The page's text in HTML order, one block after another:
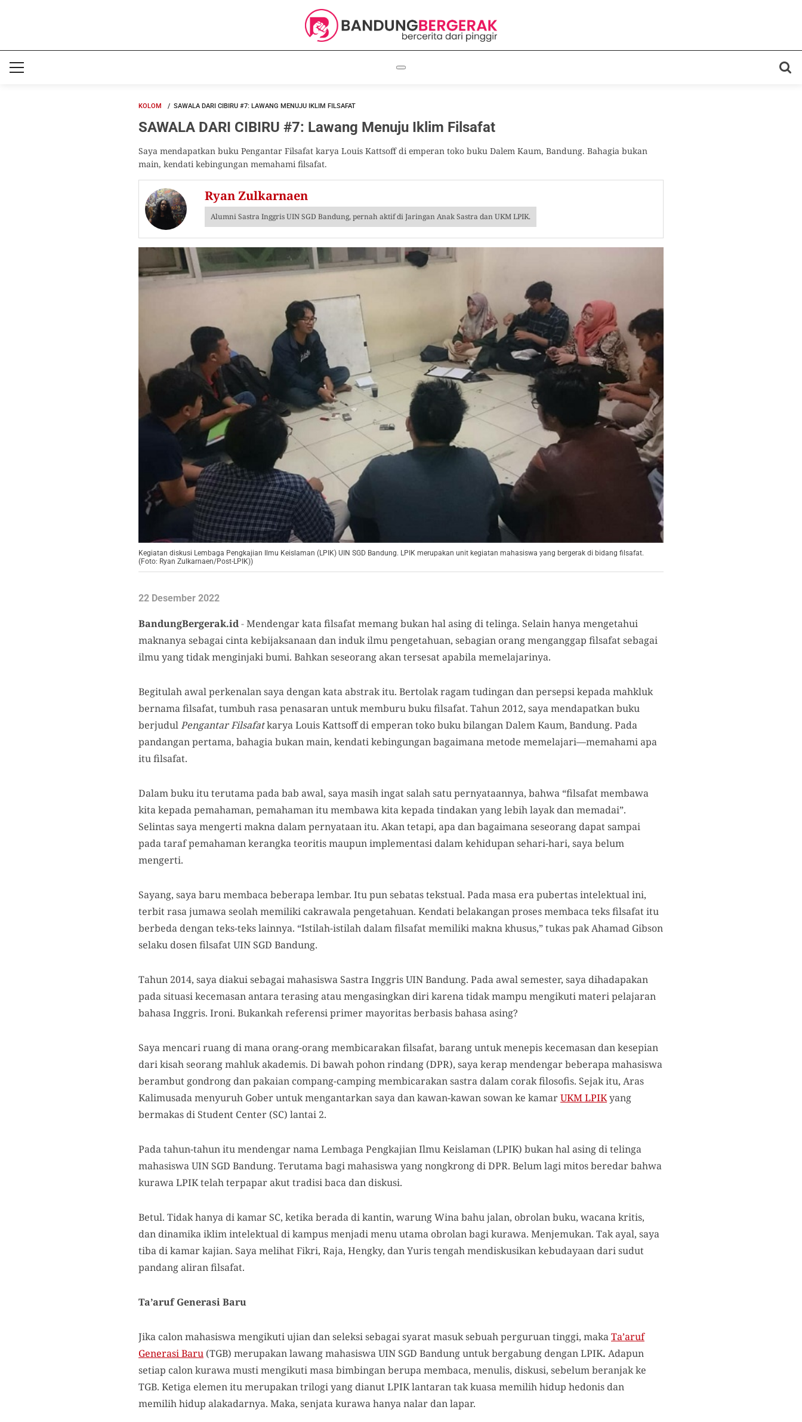
KOLOM SAWALA DARI CIBIRU #7: LAWANG MENUJU IKLIM FILSAFAT
SAWALA DARI CIBIRU #7: Lawang Menuju Iklim Filsafat
Saya mendapatkan buku Pengantar Filsafat karya Louis Kattsoff di emperan toko buku Dalem Kaum, Bandung. Bahagia bukan
main, kendati kebingungan memahami filsafat.
Ryan Zulkarnaen
Alumni Sastra Inggris UIN SGD Bandung, pernah aktif di Jaringan Anak Sastra dan UKM LPIK.
Kegiatan diskusi Lembaga Pengkajian Ilmu Keislaman (LPIK) UIN SGD Bandung. LPIK merupakan unit kegiatan mahasiswa yang bergerak di bidang filsafat.
(Foto: Ryan Zulkarnaen/Post-LPIK))
22 Desember 2022
BandungBergerak.id-Mendengar kata filsafat memang bukan hal asing di telinga. Selain hanya mengetahui
maknanya sebagai cinta kebijaksanaan dan induk ilmu pengetahuan, sebagian orang menganggap filsafat sebagai
ilmu yang tidak menginjaki bumi. Bahkan seseorang akan tersesat apabila memelajarinya.
Begitulah awal perkenalan saya dengan kata abstrak itu. Bertolak ragam tudingan dan persepsi kepada mahkluk
bernama filsafat, tumbuh rasa penasaran untuk memburu buku filsafat. Tahun 2012, saya mendapatkan buku
berjudulPengantar Filsafatkarya Louis Kattsoff di emperan toko buku bilangan Dalem Kaum, Bandung. Pada
pandangan pertama, bahagia bukan main, kendati kebingungan bagaimana metode memelajari—memahami apa
itu filsafat.
Dalam buku itu terutama pada bab awal, saya masih ingat salah satu pernyataannya, bahwa “filsafat membawa
kita kepada pemahaman, pemahaman itu membawa kita kepada tindakan yang lebih layak dan memadai”.
Selintas saya mengerti makna dalam pernyataan itu. Akan tetapi, apa dan bagaimana seseorang dapat sampai
pada taraf pemahaman kerangka teoritis maupun implementasi dalam kehidupan sehari-hari, saya belum
mengerti.
Sayang, saya baru membaca beberapa lembar. Itu pun sebatas tekstual. Pada masa era pubertas intelektual ini,
terbit rasa jumawa seolah memiliki cakrawala pengetahuan. Kendati belakangan proses membaca teks filsafat itu
berbeda dengan teks-teks lainnya. “Istilah-istilah dalam filsafat memiliki makna khusus,” tukas pak Ahamad Gibson
selaku dosen filsafat UIN SGD Bandung.
Tahun 2014, saya diakui sebagai mahasiswa Sastra Inggris UIN Bandung. Pada awal semester, saya dihadapakan
pada situasi kecemasan antara terasing atau mengasingkan diri karena tidak mampu mengikuti materi pelajaran
bahasa Inggris. Ironi. Bukankah referensi primer mayoritas berbasis bahasa asing?
Saya mencari ruang di mana orang-orang membicarakan filsafat, barang untuk menepis kecemasan dan kesepian
dari kisah seorang mahluk akademis. Di bawah pohon rindang (DPR), saya kerap mendengar beberapa mahasiswa
berambut gondrong dan pakaian compang-camping membicarakan sastra dalam corak filosofis. Sejak itu, Aras
Kalimusada menyuruh Gober untuk mengantarkan saya dan kawan-kawan sowan ke kamarUKM LPIKyang
bermakas di Student Center (SC) lantai 2.
Pada tahun-tahun itu mendengar nama Lembaga Pengkajian Ilmu Keislaman (LPIK) bukan hal asing di telinga
mahasiswa UIN SGD Bandung. Terutama bagi mahasiswa yang nongkrong di DPR. Belum lagi mitos beredar bahwa
kurawa LPIK telah terpapar akut tradisi baca dan diskusi.
Betul. Tidak hanya di kamar SC, ketika berada di kantin, warung Wina bahu jalan, obrolan buku, wacana kritis,
dan dinamika iklim intelektual di kampus menjadi menu utama obrolan bagi kurawa. Menjemukan. Tak ayal, saya
tiba di kamar kajian. Saya melihat Fikri, Raja, Hengky, dan Yuris tengah mendiskusikan kebudayaan dari sudut
pandang aliran filsafat.
Ta’aruf Generasi Baru
Jika calon mahasiswa mengikuti ujian dan seleksi sebagai syarat masuk sebuah perguruan tinggi, makaTa’aruf
Generasi Baru (TGB) merupakan lawang mahasiswa UIN SGD Bandung untuk bergabung dengan LPIK. Adapun
setiap calon kurawa musti mengikuti masa bimbingan berupa membaca, menulis, diskusi, sebelum beranjak ke
TGB. Ketiga elemen itu merupakan trilogi yang dianut LPIK lantaran tak kuasa memilih hidup hedonis dan
memilih hidup alakadarnya. Maka, senjata kurawa hanya nalar dan lapar.